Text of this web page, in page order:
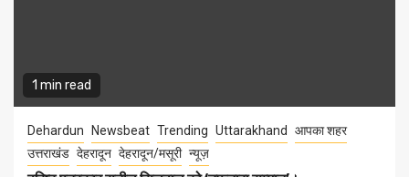
1 min read
Dehardun Newsbeat Trending Uttarakhand
आपका शहर
उत्तराखंड देहरादून देहरादून/मसूरी न्यूज़